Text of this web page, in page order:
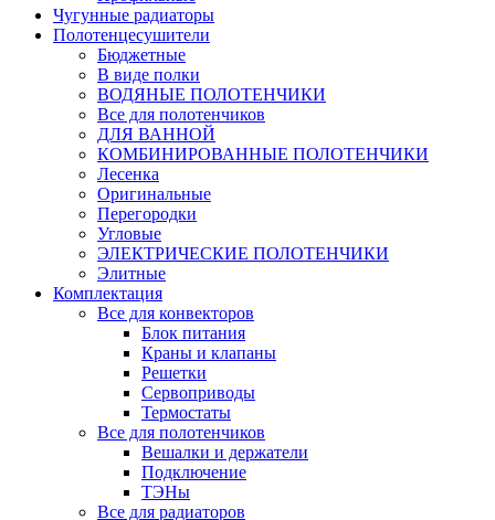
Чугунные радиаторы
Полотенцесушители
Бюджетные
В виде полки
ВОДЯНЫЕ ПОЛОТЕНЧИКИ
Все для полотенчиков
ДЛЯ ВАННОЙ
КОМБИНИРОВАННЫЕ ПОЛОТЕНЧИКИ
Лесенка
Оригинальные
Перегородки
Угловые
ЭЛЕКТРИЧЕСКИЕ ПОЛОТЕНЧИКИ
Элитные
Комплектация
Все для конвекторов
Блок питания
Краны и клапаны
Решетки
Сервоприводы
Термостаты
Все для полотенчиков
Вешалки и держатели
Подключение
ТЭНы
Все для радиаторов